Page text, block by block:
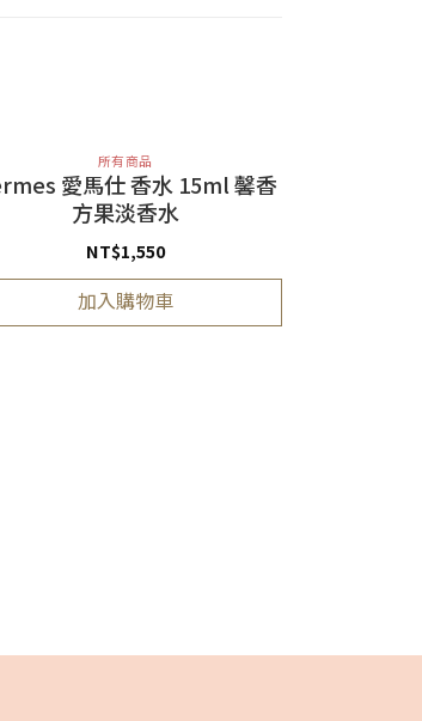
所有商品
愛馬仕 香水 15ml 馨香
方果淡香水
NT$1,550
加入購物車